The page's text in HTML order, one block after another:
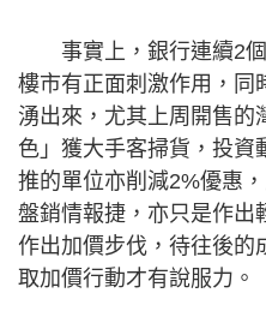
事實上，銀行連續2個
樓市有正面刺激作用，同
湧出來，尤其上周開售的
色」獲大手客掃貨，投資
推的單位亦削減2%優惠
盤銷情報捷，亦只是作出
作出加價步伐，待往後的
取加價行動才有說服力。